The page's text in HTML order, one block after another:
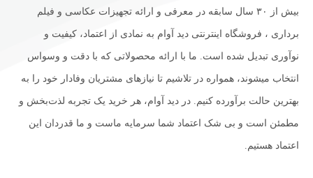
بیش از ۳۰ سال سابقه در معرفی و ارائه تجهیزات عکاسی و فیلم
برداری ، فروشگاه اینترنتی دید آوام به نمادی از اعتماد، کیفیت و
نوآوری تبدیل شده است. ما با ارائه محصولاتی که با دقت و وسواس
انتخاب میشوند، همواره در تلاشیم تا نیازهای مشتریان وفادار خود را به
بهترین حالت برآورده کنیم. در دید آوام، هر خرید یک تجربه لذت‌بخش و
مطمئن است و بی شک اعتماد شما سرمایه ماست و ما قدردان این
اعتماد هستیم.